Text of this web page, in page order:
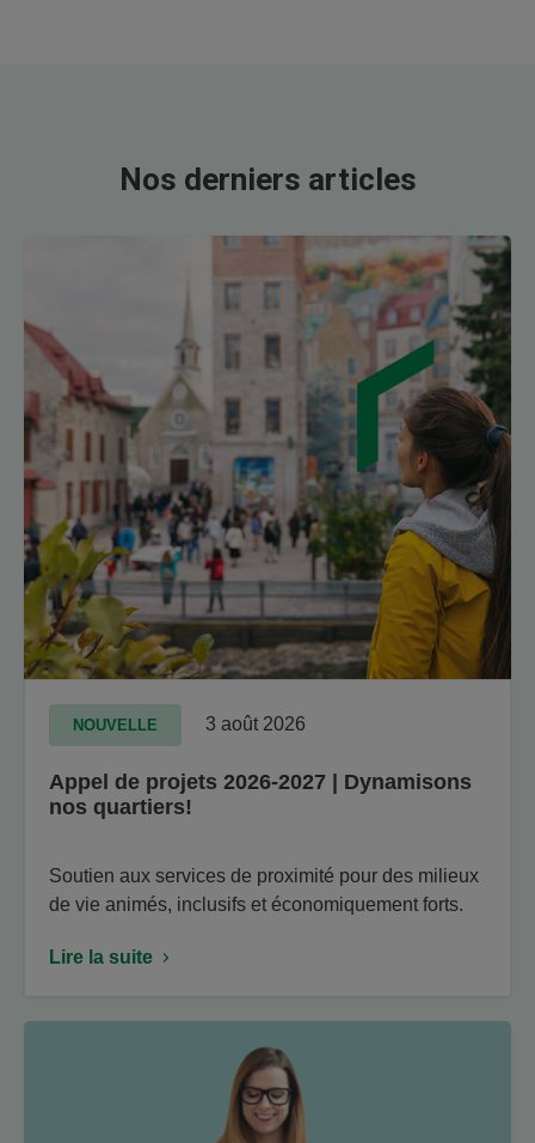
Nos derniers articles
NOUVELLE 3 août 2026
Appel de projets 2026-2027 | Dynamisons
nos quartiers!
Soutien aux services de proximité pour des milieux
de vie animés, inclusifs et économiquement forts.
Lire la suite